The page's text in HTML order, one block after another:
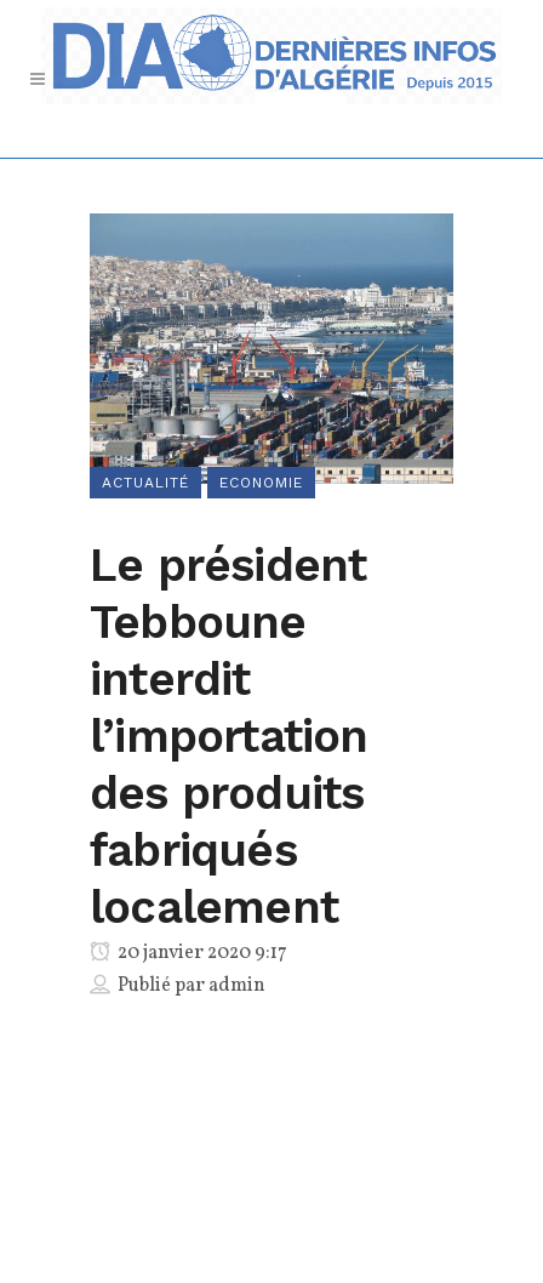
ACTUALITÉ ECONOMIE
Le président
Tebboune
interdit
l’importation
des produits
fabriqués
localement
20 janvier 2020 9:17
Publié paradmin